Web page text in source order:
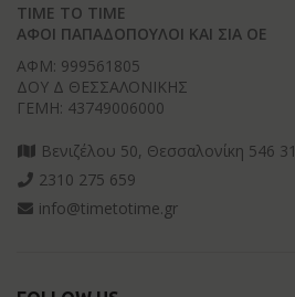
TIME TO TIME
ΑΦΟΙ ΠΑΠΑΔΟΠΟΥΛΟΙ ΚΑΙ ΣΙΑ ΟΕ
ΑΦΜ: 999561805
ΔΟΥ Δ ΘΕΣΣΑΛΟΝΙΚΗΣ
ΓΕΜΗ: 43749006000
Βενιζέλου 50, Θεσσαλονίκη 546 31
2310 275 659
info@timetotime.gr